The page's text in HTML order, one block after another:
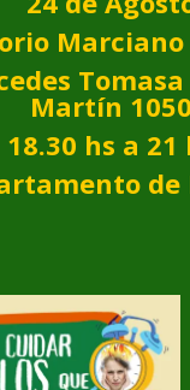
Marciano
Tomasa
Martín 1050
18.30 hs a 21
de